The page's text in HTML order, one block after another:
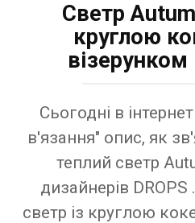
Светр
круглою
візерунком
Сьогодні в
в'язання" опис, як
теплий светр
дизайнерів DROPS
светр із круглою